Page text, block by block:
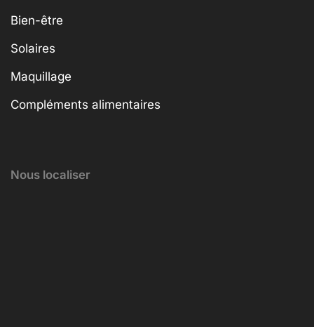
Bien-être
Solaires
Maquillage
Compléments alimentaires
Nous localiser